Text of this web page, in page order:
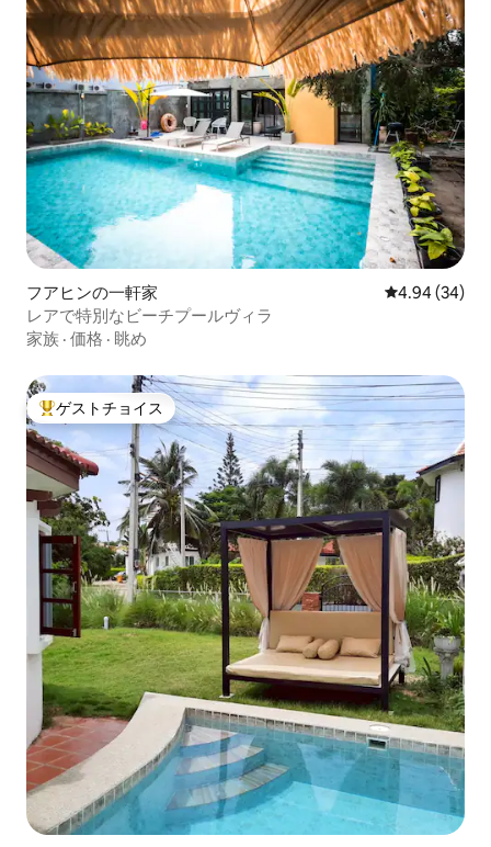
フアヒンの一軒家 レビュー34
4.94 (34)
レアで特別なビーチプールヴィラ
家族 · 価格 · 眺め
大好評のゲストチョイスです。
ゲストチョイス